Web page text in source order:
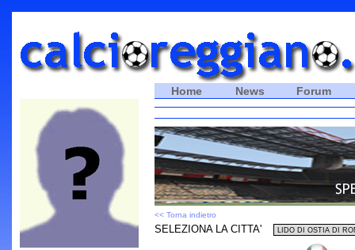
Home News Forum
<< Torna indietro
SELEZIONA LA CITTA'